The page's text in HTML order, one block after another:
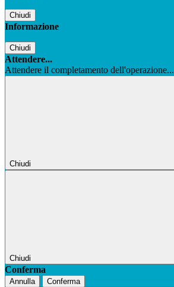
Chiudi
Informazione
Chiudi
Attendere...
Attendere il completamento dell'operazione...
Chiudi
Chiudi
Conferma
Annulla Conferma